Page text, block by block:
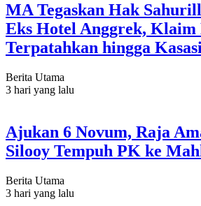
MA Tegaskan Hak
Eks Hotel Anggrek, Klaim
Terpatahkan hingga
Berita Utama
3 hari yang lalu
Ajukan 6 Novum, Raja
Silooy Tempuh PK ke
Berita Utama
3 hari yang lalu